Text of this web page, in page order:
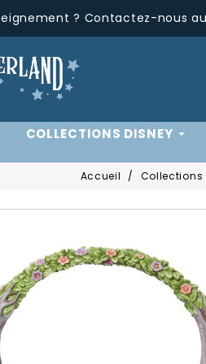
? Contactez-nous
COLLECTIONS DISNEY
Accueil Collections